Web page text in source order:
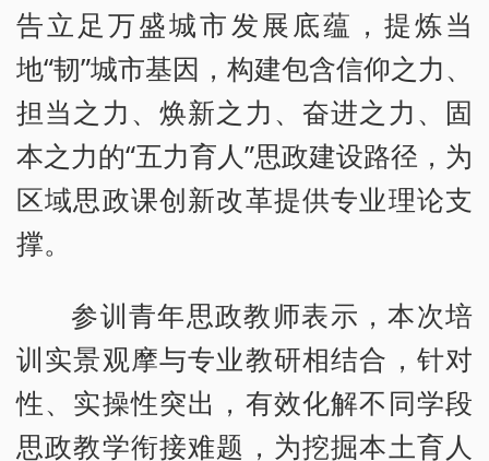
告立足万盛城市发展底蕴，提炼当
地“韧”城市基因，构建包含信仰之力、
担当之力、焕新之力、奋进之力、固
本之力的“五力育人”思政建设路径，为
区域思政课创新改革提供专业理论支
撑。
参训青年思政教师表示，本次培
训实景观摩与专业教研相结合，针对
性、实操性突出，有效化解不同学段
思政教学衔接难题，为挖掘本土育人